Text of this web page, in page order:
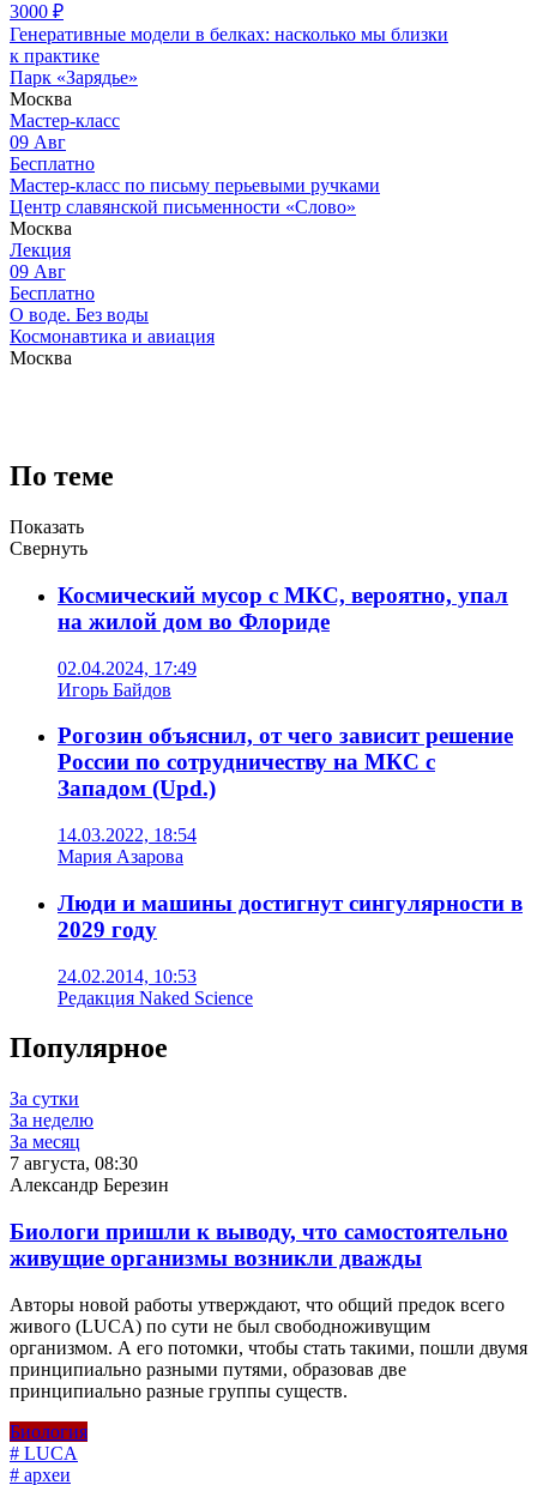
3000 ₽
Генеративные модели в белках: насколько мы близки
к практике
Парк «Зарядье»
Москва
Мастер-класс
09 Авг
Бесплатно
Мастер-класс по письму перьевыми ручками
Центр славянской письменности «Слово»
Москва
Лекция
09 Авг
Бесплатно
О воде. Без воды
Космонавтика и авиация
Москва
По теме
Показать
Свернуть
Космический мусор с МКС, вероятно, упал
на жилой дом во Флориде
02.04.2024, 17:49
Игорь Байдов
Рогозин объяснил, от чего зависит решение
России по сотрудничеству на МКС с
Западом (Upd.)
14.03.2022, 18:54
Мария Азарова
Люди и машины достигнут сингулярности в
2029 году
24.02.2014, 10:53
Редакция Naked Science
Популярное
За сутки
За неделю
За месяц
7 августа, 08:30
Александр Березин
Биологи пришли к выводу, что самостоятельно
живущие организмы возникли дважды
Авторы новой работы утверждают, что общий предок всего
живого (LUCA) по сути не был свободноживущим
организмом. А его потомки, чтобы стать такими, пошли двумя
принципиально разными путями, образовав две
принципиально разные группы существ.
Биология
# LUCA
# археи